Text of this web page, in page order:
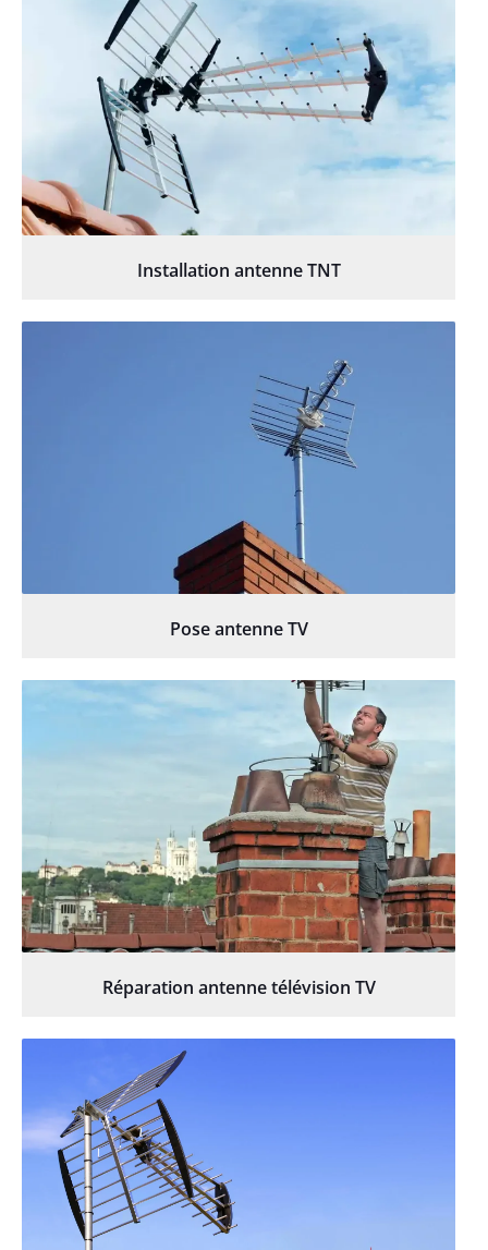
Installation antenne TNT
Pose antenne TV
Réparation antenne télévision TV